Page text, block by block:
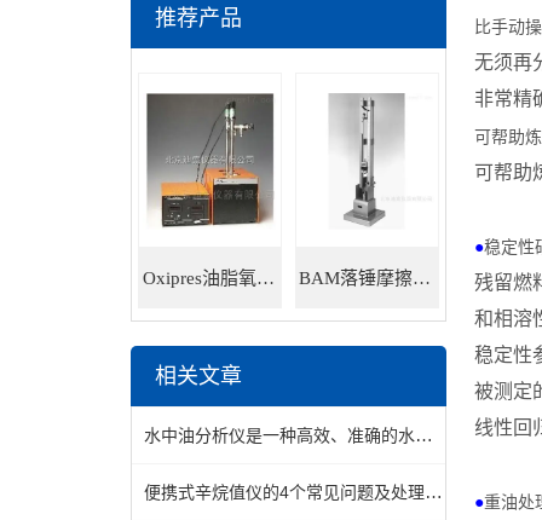
推荐产品
Oxipres油脂氧化稳定性仪 BAM落锤摩擦感度仪
相关文章
水中油分析仪是一种高效、准确的水质监测设备
便携式辛烷值仪的4个常见问题及处理方法
比手动
无须再
非常精
可帮助
可帮助
●稳定性
残留燃
和相溶
稳定性
被测定
线性回
●重油处